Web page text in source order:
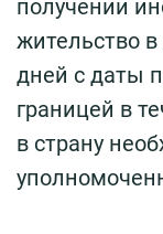
получении
жительство в
дней с даты
границей в
в страну